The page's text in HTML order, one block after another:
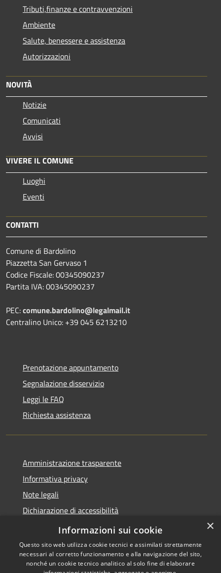
Tributi,finanze e contravvenzioni
Ambiente
Salute, benessere e assistenza
Autorizzazioni
NOVITÀ
Notizie
Comunicati
Avvisi
VIVERE IL COMUNE
Luoghi
Eventi
CONTATTI
Comune di Bardolino
Piazzetta San Gervaso 1
Codice Fiscale: 00345090237
Partita IVA: 00345090237
PEC:comune.bardolino@legalmail.it
Centralino Unico: +39 045 6213210
Prenotazione appuntamento
Segnalazione disservizio
Leggi le FAQ
Richiesta assistenza
Amministrazione trasparente
Informativa privacy
Note legali
Dichiarazione di accessibilità
Link app municipium
×
Informazioni sui cookie
Questo sito web utilizza cookie tecnici e assimilati strettamente
necessari al corretto funzionamento e alla navigazione del sito,
nonché un cookie tecnico analitico al solo fine di elaborare